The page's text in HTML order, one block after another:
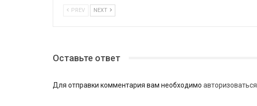
PREV NEXT
Оставьте ответ
Для отправки комментария вам необходимо авторизоваться